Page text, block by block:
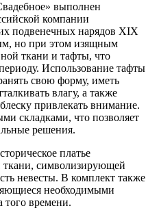
выполнен
компании
подвенечных нарядов XIX
но при этом изящным
ткани и тафты, что
Использование тафты
свою форму, иметь
влагу, а также
привлекать внимание.
складками, что позволяет
решения.
платье
ткани, символизирующей
невесты. В комплект также
необходимыми
того времени.